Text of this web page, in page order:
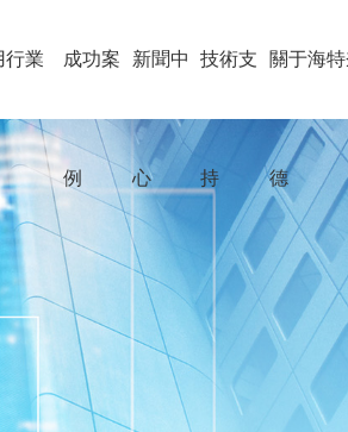
行業 成功案
例
新聞中
心
技術支
持
關于海
德